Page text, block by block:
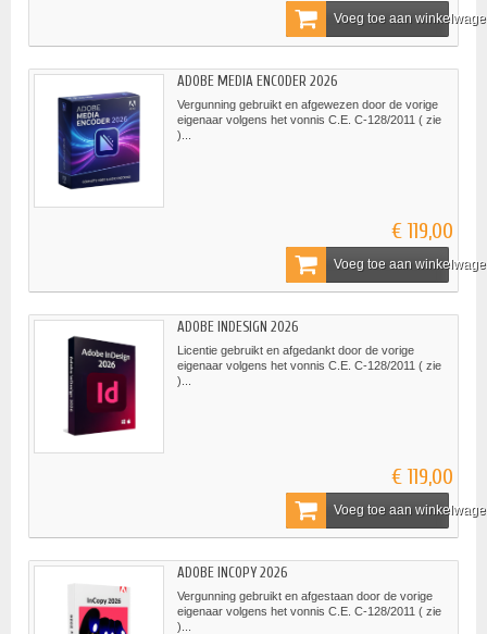
Voeg toe aan
ADOBE MEDIA ENCODER 2026
Vergunning gebruikt en afgewezen door de vorige
eigenaar volgens het vonnis C.E. C-128/2011 ( zie
)...
€ 119,00
Voeg toe aan
ADOBE INDESIGN 2026
Licentie gebruikt en afgedankt door de vorige
eigenaar volgens het vonnis C.E. C-128/2011 ( zie
)...
€ 119,00
Voeg toe aan
ADOBE INCOPY 2026
Vergunning gebruikt en afgestaan door de vorige
eigenaar volgens het vonnis C.E. C-128/2011 ( zie
)...